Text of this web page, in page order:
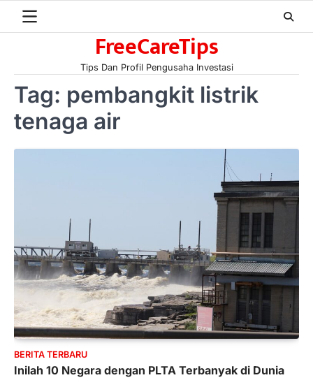
FreeCareTips
Tips Dan Profil Pengusaha Investasi
Tag: pembangkit listrik
tenaga air
BERITA TERBARU
Inilah 10 Negara dengan PLTA Terbanyak di Dunia
BERITA TERBARU
Skema KPR Wiraswasta: Ada
Solusi Pembiayaan Rumah Bagi
Pelaku Usaha?
Januari 27, 2026
Perumahan Rakyat (KPR) yang dirancang…